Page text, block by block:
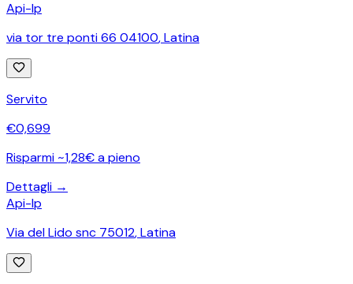
Api-Ip
via tor tre ponti 66 04100,Latina
Servito
€0,699
Risparmi ~1,28€ a pieno
Dettagli →
Api-Ip
Via del Lido snc 75012,Latina